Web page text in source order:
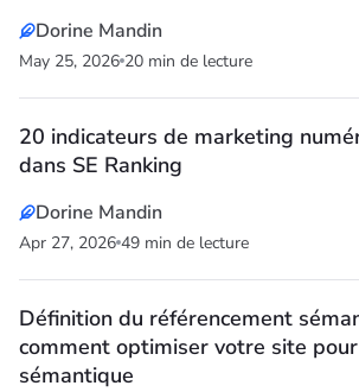
Dorine Mandin
May 25, 2026 20 min de lecture
20 indicateurs de marketing
dans SE Ranking
Dorine Mandin
Apr 27, 2026 49 min de lecture
Définition du référencement
comment optimiser votre site
sémantique